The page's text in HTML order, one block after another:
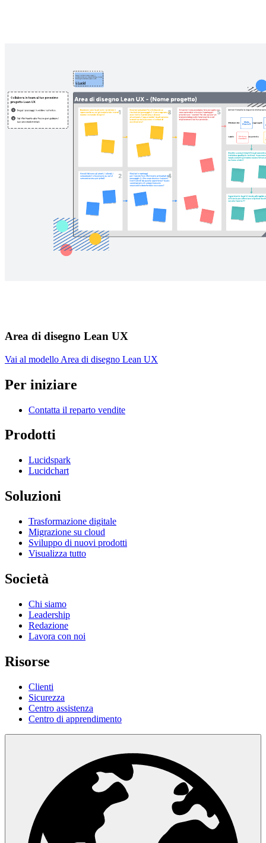
Area di disegno Lean UX
Vai al modello Area di disegno Lean UX
Per iniziare
Contatta il reparto vendite
Prodotti
Lucidspark
Lucidchart
Soluzioni
Trasformazione digitale
Migrazione su cloud
Sviluppo di nuovi prodotti
Visualizza tutto
Società
Chi siamo
Leadership
Redazione
Lavora con noi
Risorse
Clienti
Sicurezza
Centro assistenza
Centro di apprendimento